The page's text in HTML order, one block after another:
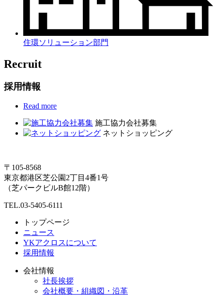
住環ソリューション部門
Recruit
採用情報
Read more
施工協力会社募集
ネットショッピング
〒105-8568
東京都港区芝公園2丁目4番1号
（芝パークビルB館12階）
TEL.03-5405-6111
トップページ
ニュース
YKアクロスについて
採用情報
会社情報
社長挨拶
会社概要・組織図・沿革